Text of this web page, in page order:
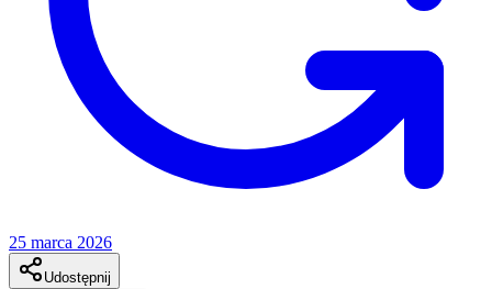
25 marca 2026
Udostępnij